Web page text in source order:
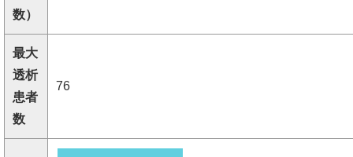
数）
最大
透析
患者
数
76